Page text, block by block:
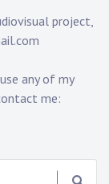
project,
any of my
me: